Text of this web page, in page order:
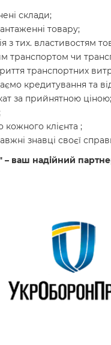
склади;
товару;
з тих. властивостям
транспортом чи
транспортних
кредитування та
за прийнятною ціною;
кожного клієнта ;
знавці своєї
– ваш надійний